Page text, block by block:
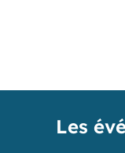
Les